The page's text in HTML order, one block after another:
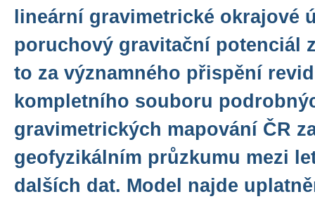
lineární gravimetrické okrajové
poruchový gravitační potenciál
to za významného přispění
kompletního souboru
gravimetrických mapování ČR
geofyzikálním průzkumu mezi
dalších dat. Model najde